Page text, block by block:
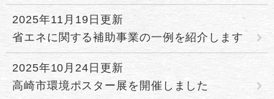
2025年11月19日更新
省エネに関する補助事業の一例を紹介します
2025年10月24日更新
高崎市環境ポスター展を開催しました